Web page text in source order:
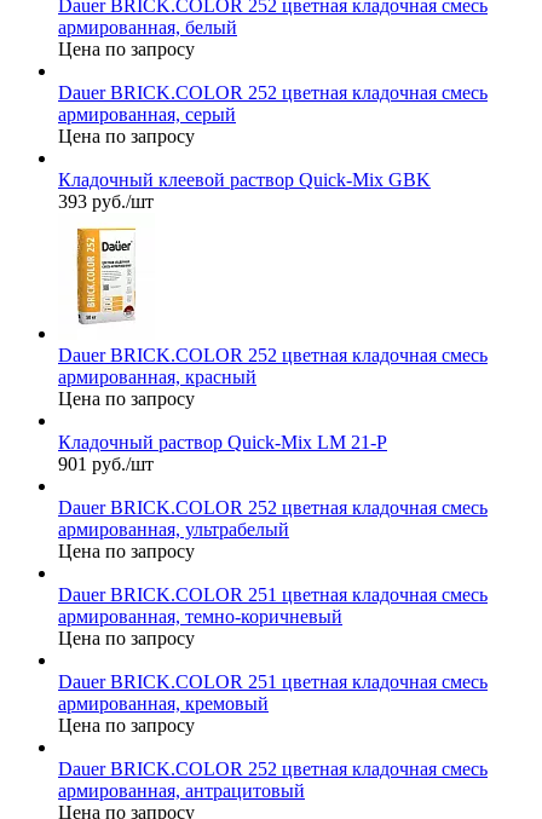
Dauer BRICK.COLOR 252 цветная кладочная смесь
армированная, белый
Цена по запросу
Dauer BRICK.COLOR 252 цветная кладочная смесь
армированная, серый
Цена по запросу
Кладочный клеевой раствор Quick-Mix GBK
393 руб./шт
Dauer BRICK.COLOR 252 цветная кладочная смесь
армированная, красный
Цена по запросу
Кладочный раствор Quick-Mix LM 21-P
901 руб./шт
Dauer BRICK.COLOR 252 цветная кладочная смесь
армированная, ультрабелый
Цена по запросу
Dauer BRICK.COLOR 251 цветная кладочная смесь
армированная, темно-коричневый
Цена по запросу
Dauer BRICK.COLOR 251 цветная кладочная смесь
армированная, кремовый
Цена по запросу
Dauer BRICK.COLOR 252 цветная кладочная смесь
армированная, антрацитовый
Цена по запросу